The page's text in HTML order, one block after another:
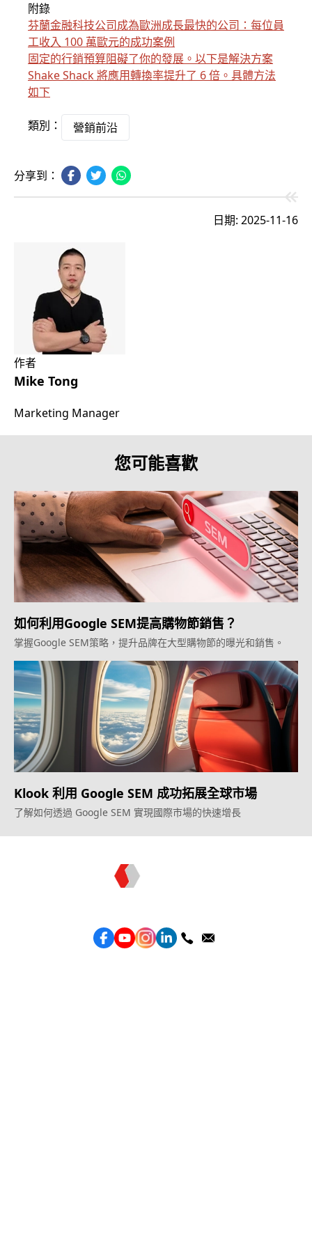
附錄
芬蘭金融科技公司成為歐洲成長最快的公司：每位員
工收入 100 萬歐元的成功案例
固定的行銷預算阻礙了你的發展。以下是解決方案
Shake Shack 將應用轉換率提升了 6 倍。具體方法
如下
類別： 營銷前沿
分享到：
日期: 2025-11-16
作者
Mike Tong
Marketing Manager
您可能喜歡
如何利用Google SEM提高購物節銷售？
掌握Google SEM策略，提升品牌在大型購物節的曝光和銷售。
Klook 利用 Google SEM 成功拓展全球市場
了解如何透過 Google SEM 實現國際市場的快速增長